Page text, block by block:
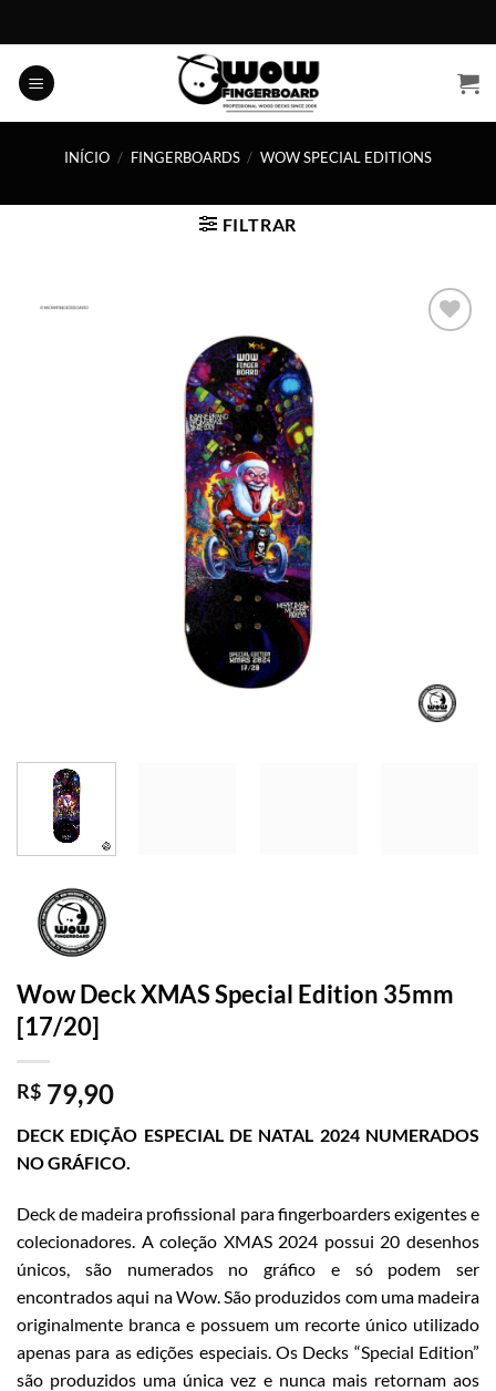
to
content
INÍCIO / FINGERBOARDS / WOW SPECIAL EDITIONS
FILTRAR
Wow Deck XMAS Special Edition 35mm
[17/20]
R$ 79,90
DECK EDIÇÃO ESPECIAL DE NATAL 2024 NUMERADOS
NO GRÁFICO.
Deck de madeira profissional para fingerboarders exigentes e
colecionadores. A coleção XMAS 2024 possui 20 desenhos
únicos, são numerados no gráfico e só podem ser
encontrados aqui na Wow. São produzidos com uma madeira
originalmente branca e possuem um recorte único utilizado
apenas para as edições especiais. Os Decks “Special Edition”
são produzidos uma única vez e nunca mais retornam aos